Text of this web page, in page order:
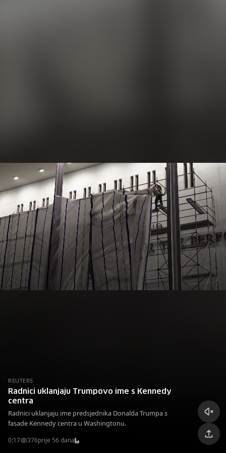
REUTERS
Radnici uklanjaju Trumpovo ime s Kennedy
centra
Radnici uklanjaju ime predsjednika Donalda Trumpa s
fasade Kennedy centra u Washingtonu.
0:17 376prije 56 dana